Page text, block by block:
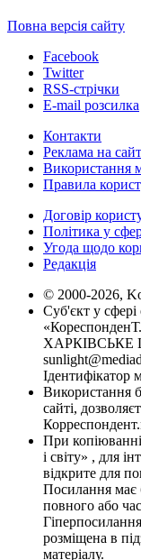
Повна версія сайту
Facebook
Twitter
RSS-стрічки
E-mail розсилка
Контакти
Реклама на
Використання
Правила
Договір
Політика у
Угода щодо
Редакція
© 2000-2026,
Суб'єкт у
ХАРКІВСЬКЕ
Ідентифікатор
Використання
сайті,
При
і світу» , для
відкрите для
Посилання має
повного або
розміщена в
матеріалу.